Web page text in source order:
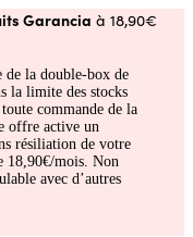
Garancia à 18,90€
de la double-box de
la limite des stocks
commande de la
offre active un
résiliation de votre
18,90€/mois. Non
avec d’autres